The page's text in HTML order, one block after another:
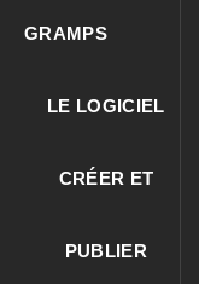
GRAMPS
LE LOGICIEL
CRÉER ET
PUBLIER